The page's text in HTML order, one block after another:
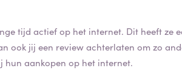
tijd actief op het internet. Dit heeft ze
ook jij een review achterlaten om zo
hun aankopen op het internet.